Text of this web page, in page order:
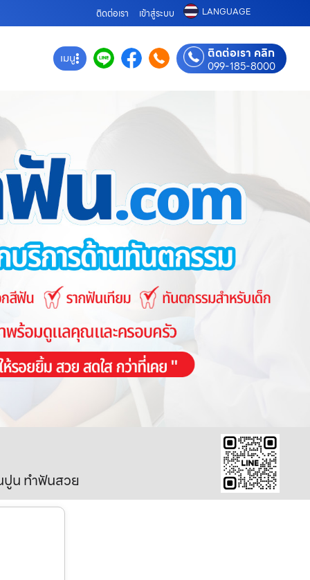
ติดต่อเรา เข้าสู่ระบบ LANGUAGE
เมนู ติดต่อเรา คลิก
099-185-8000
น ทำฟันสวย